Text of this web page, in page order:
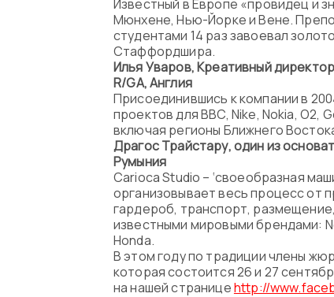
Известный в Европе «провидец и
Мюнхене, Нью-Йорке и Вене.
студентами 14 раз завоевал
Стаффордшира.
Илья Уваров, Креативный
R/GA, Англия
Присоединившись к компании в
проектов для BBC, Nike, Nokia,
включая регионы Ближнего
Драгос Трайстару, один из
Румыния
Carioca Studio – ‘своеобразная
организовывает весь процесс от
гардероб, транспорт,
известными мировыми брендами:
Honda.
В этом году по традиции члены
которая состоится 26 и 27
на нашей страницеhttp://